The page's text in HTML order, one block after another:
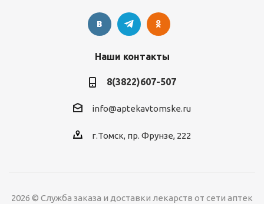
Наши контакты
8(3822)607-507
info@aptekavtomske.ru
г.Томск, пр. Фрунзе, 222
2026 © Служба заказа и доставки лекарств от сети аптек